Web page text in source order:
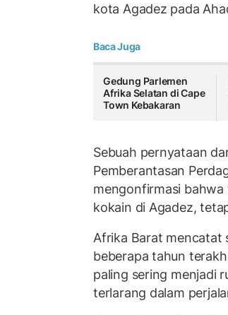
kota Agadez pada
Baca Juga
Gedung Parlemen
Afrika Selatan di Cape
Town Kebakaran
Sebuah pernyataan
Pemberantasan
mengonfirmasi
kokain di Agadez,
Afrika Barat mencatat
beberapa tahun
paling sering menjadi
terlarang dalam